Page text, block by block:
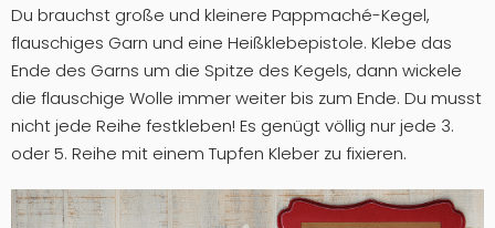
Du brauchst große und kleinere Pappmaché-Kegel,
flauschiges Garn und eine Heißklebepistole. Klebe das
Ende des Garns um die Spitze des Kegels, dann wickele
die flauschige Wolle immer weiter bis zum Ende. Du musst
nicht jede Reihe festkleben! Es genügt völlig nur jede 3.
oder 5. Reihe mit einem Tupfen Kleber zu fixieren.